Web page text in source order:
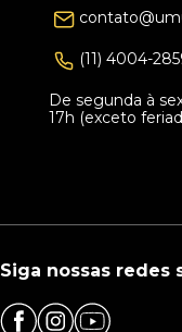
(11) 4004-
De segunda à
17h (exceto
Siga nossas redes